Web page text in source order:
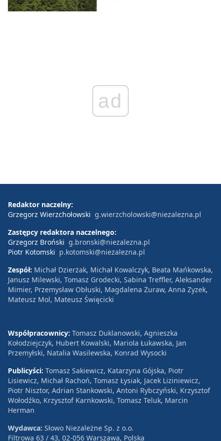
ad
Redaktor naczelny:
Grzegorz Wierzchołowski g.wierzcholowski@niezalezna.pl
Zastępcy redaktora naczelnego:
Grzegorz Broński g.bronski@niezalezna.pl
Piotr Kotomski p.kotomski@niezalezna.pl
Zespół: Michał Dzierżak, Michał Kowalczyk, Beata Mańkowska,
Janusz Milewski, Tomasz Grodecki, Sabina Treffler, Aleksander
Mimier, Przemysław Obłuski, Magdalena Żuraw, Anna Zyzek,
Mateusz Mol, Mateusz Święcicki
Współpracownicy: Tomasz Duklanowski, Agnieszka
Kołodziejczyk, Hubert Kowalski, Mariola Łukawska, Jan
Przemyłski, Natalia Wasilewska, Konrad Wysocki
Publicyści: Tomasz Sakiewicz, Katarzyna Gójska, Piotr
Lisiewicz, Michał Rachoń, Tomasz Łysiak, Jacek Liziniewicz,
Piotr Nisztor, Adrian Stankowski, Antoni Rybczyński, Krzysztof
Wołodźko, Krzysztof Karnkowski, Tomasz Teluk, Marcin
Herman
Wydawca: Słowo Niezależne Sp. z o.o.
Filtrowa 63 / 43, 02-056 Warszawa, Polska